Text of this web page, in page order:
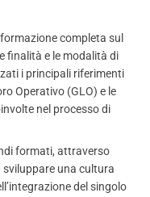
completa sul
finalità e le modalità di
i principali riferimenti
Operativo (GLO) e le
nel processo di
formati, attraverso
sviluppare una cultura
del singolo